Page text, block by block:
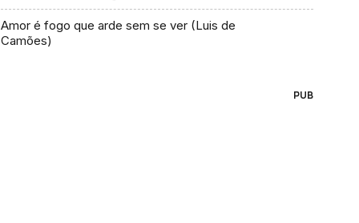
Amor é fogo que arde sem se ver (Luis de
Camões)
PUB